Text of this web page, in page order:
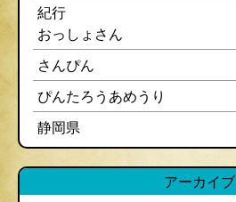
紀行
おっしょさん
さんぴん
ぴんたろうあめうり
静岡県
アーカイブ